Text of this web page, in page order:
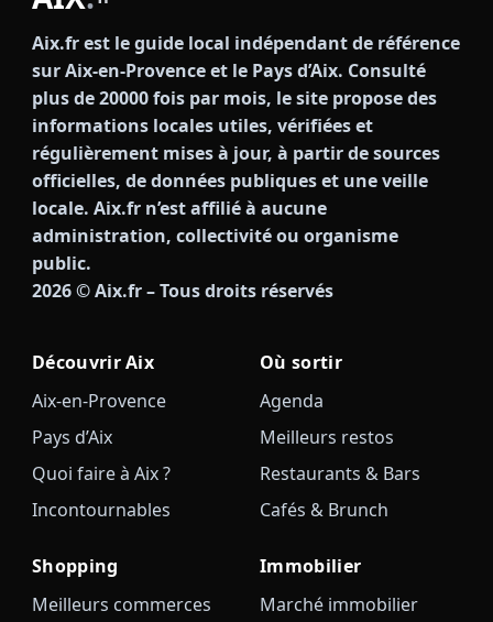
Aix.fr est le guide local indépendant de référence
sur Aix-en-Provence et le Pays d’Aix. Consulté
plus de 20000 fois par mois, le site propose des
informations locales utiles, vérifiées et
régulièrement mises à jour, à partir de sources
officielles, de données publiques et une veille
locale. Aix.fr n’est affilié à aucune
administration, collectivité ou organisme
public.
2026© Aix.fr – Tous droits réservés
Découvrir Aix
Aix-en-Provence
Pays d’Aix
Quoi faire à Aix ?
Incontournables
Où sortir
Agenda
Meilleurs restos
Restaurants & Bars
Cafés & Brunch
Shopping
Meilleurs commerces
Immobilier
Marché immobilier